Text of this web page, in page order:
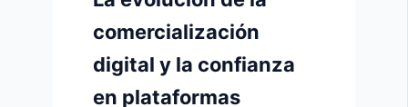
comercialización
digital y la confianza
en plataformas